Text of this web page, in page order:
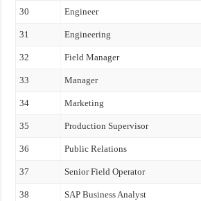
30 Engineer
31 Engineering
32 Field Manager
33 Manager
34 Marketing
35 Production Supervisor
36 Public Relations
37 Senior Field Operator
38 SAP Business Analyst